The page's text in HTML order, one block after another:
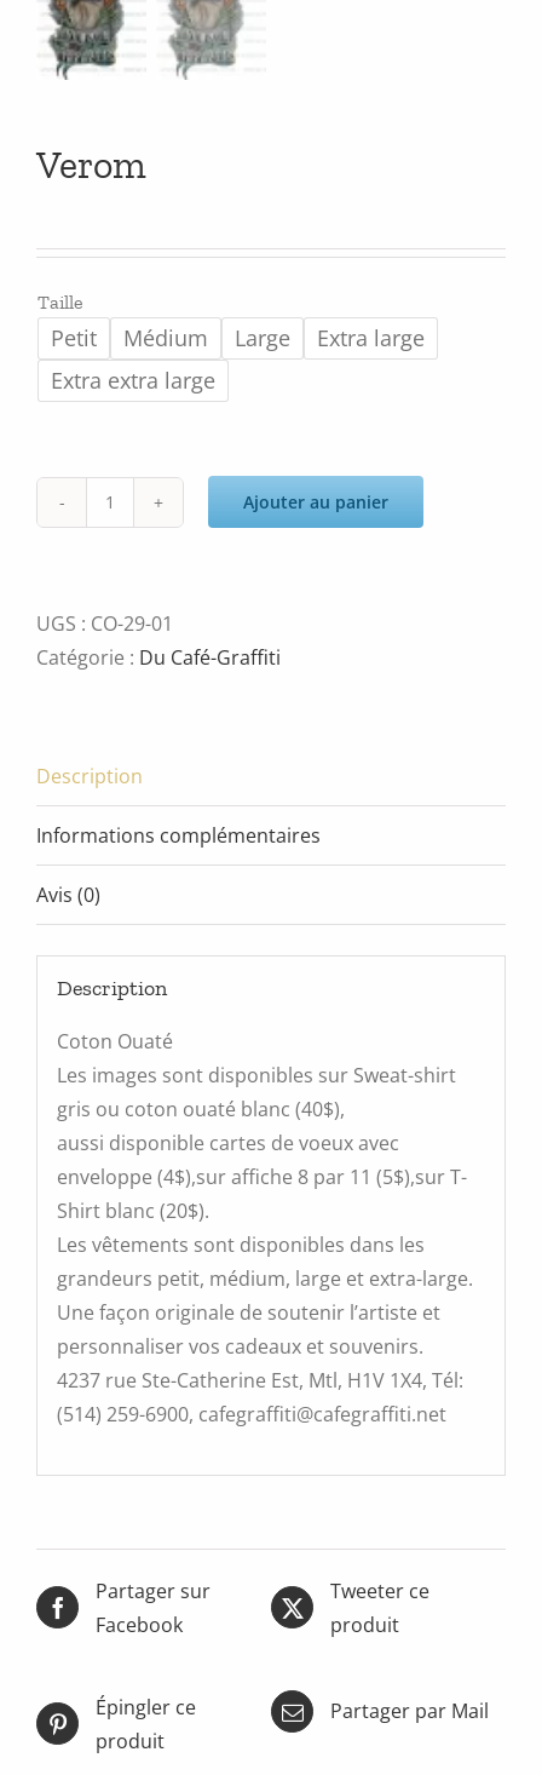
Verom
Taille
Petit Médium Large
Extra large
Extra extra large
quantité
Ajouter au panier
UGS : CO-29-01
Catégorie : Du Café-Graffiti
Description
Informations complémentaires
Avis (0)
Description
Coton Ouaté
Les images sont disponibles sur Sweat-shirt
gris ou coton ouaté blanc (40$),
aussi disponible cartes de voeux avec
enveloppe (4$),sur affiche 8 par 11 (5$),sur T-
Shirt blanc (20$).
Les vêtements sont disponibles dans les
grandeurs petit, médium, large et extra-large.
Une façon originale de soutenir l’artiste et
personnaliser vos cadeaux et souvenirs.
4237 rue Ste-Catherine Est, Mtl, H1V 1X4, Tél:
(514) 259-6900, cafegraffiti@cafegraffiti.net
Partager sur
Facebook
Tweeter ce
produit
Épingler ce
produit
Partager par Mail